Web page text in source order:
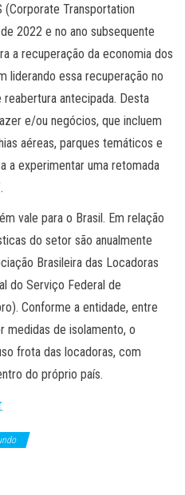
(Corporate Transportation
2022 e no ano subsequente
a recuperação da economia dos
liderando essa recuperação no
antecipada. Desta
e/ou negócios, que incluem
aéreas, parques temáticos e
a experimentar uma retomada
vale para o Brasil. Em relação
do setor são anualmente
Brasileira das Locadoras
do Serviço Federal de
Conforme a entidade, entre
medidas de isolamento, o
frota das locadoras, com
do próprio país.